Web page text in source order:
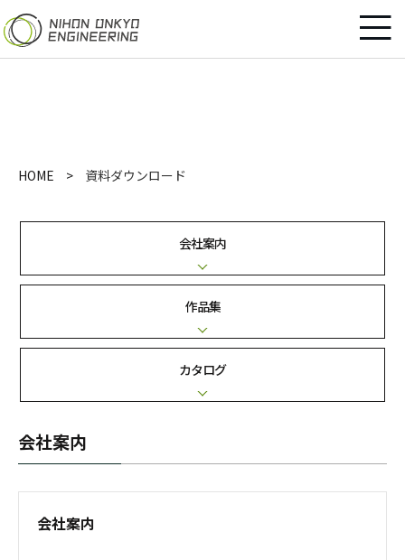
HOME 資料ダウンロード
会社案内
作品集
カタログ
会社案内
会社案内